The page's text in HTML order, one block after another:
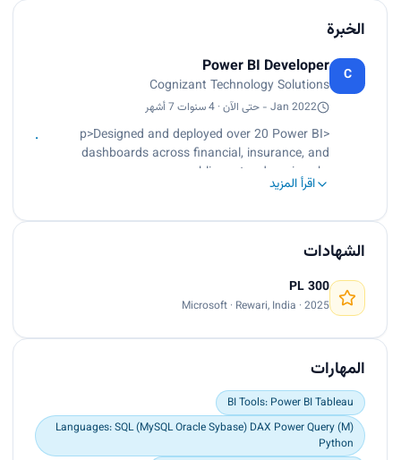
الخبرة
C
Power BI Developer
Cognizant Technology Solutions
Jan 2022 - حتى الآن · 4 سنوات 7 أشهر
<p>Designed and deployed over 20 Power BI
dashboards across financial, insurance, and
public sector domains.<br>
Built data models (star/snowflake) and wrote
insights.<br>
Developed custom KPI metrics, YoY/MTD
executive reporting.<br>
Integrated SQL-based ETL pipelines using data
<br>
Implemented Row-Level Security (RLS),
scheduled refreshes, and configured Power BI
Gateways for automated secure reporting.<br>
Created reusable dashboard templates to
promote standardization and reduce
development time by 30%.<br>
اقرأ المزيد
الشهادات
PL 300
Microsoft · Rewari, India · 2025
المهارات
BI Tools: Power BI Tableau
Languages: SQL (MySQL Oracle Sybase) DAX Power Query (M)
Python